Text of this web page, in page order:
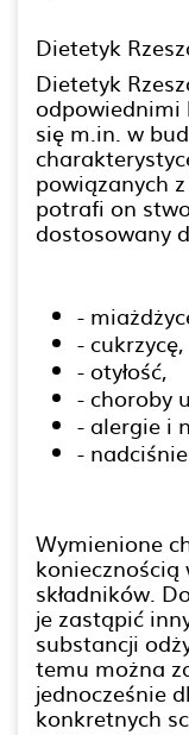
Dietetyk
Dietetyk
się m.in. w
powiązanych
potrafi on
dostosowany
-
- cukrzycę,
- otyłość,
- choroby
- alergie i
-
Wymienione
składników.
je zastąpić
substancji
temu można
jednocześnie
konkretnych